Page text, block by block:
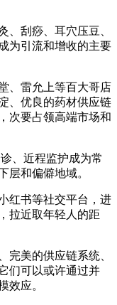
刮痧、耳穴压豆、
为引流和增收的主要
雷允上等百大哥店
、优良的药材供应链
次要占领高端市场和
、近程监护成为常
层和偏僻地域。
书等社交平台，进
拉近取年轻人的距
美的供应链系统、
们可以或许通过并
效应。